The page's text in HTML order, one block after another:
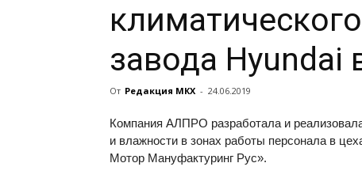
завода Hyundai
От Редакция МКХ - 24.06.2019
Компания АЛПРО разработала и
и влажности в зонах работы персонала в
Мотор Мануфактуринг Рус».